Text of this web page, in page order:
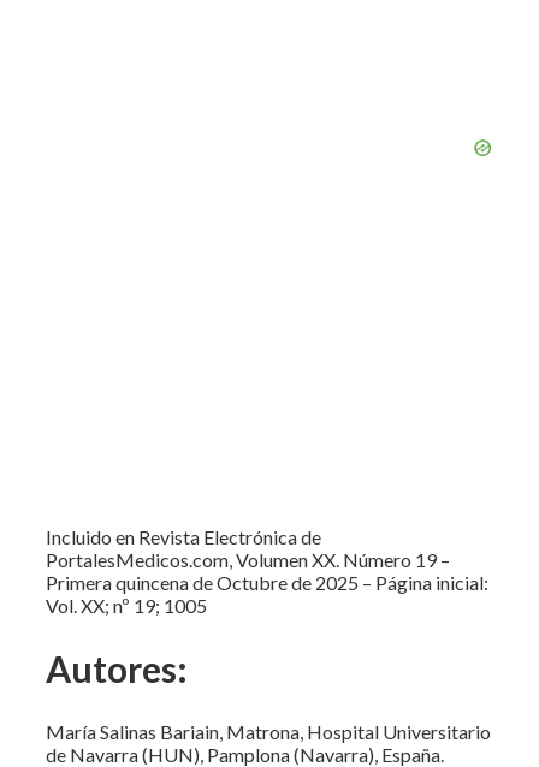
Incluido en Revista Electrónica de
PortalesMedicos.com, Volumen XX. Número 19 –
Primera quincena de Octubre de 2025 – Página inicial:
Vol. XX; nº 19; 1005
Autores:
María Salinas Bariain, Matrona, Hospital Universitario
de Navarra (HUN), Pamplona (Navarra), España.